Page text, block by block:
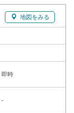
地図をみる
即時
-